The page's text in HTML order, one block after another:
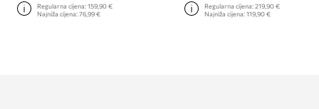
Regularna cijena:159,90 €
Najniža cijena:76,99 €
Regularna cijena: 219,90 €
Najniža cijena: 119,90 €